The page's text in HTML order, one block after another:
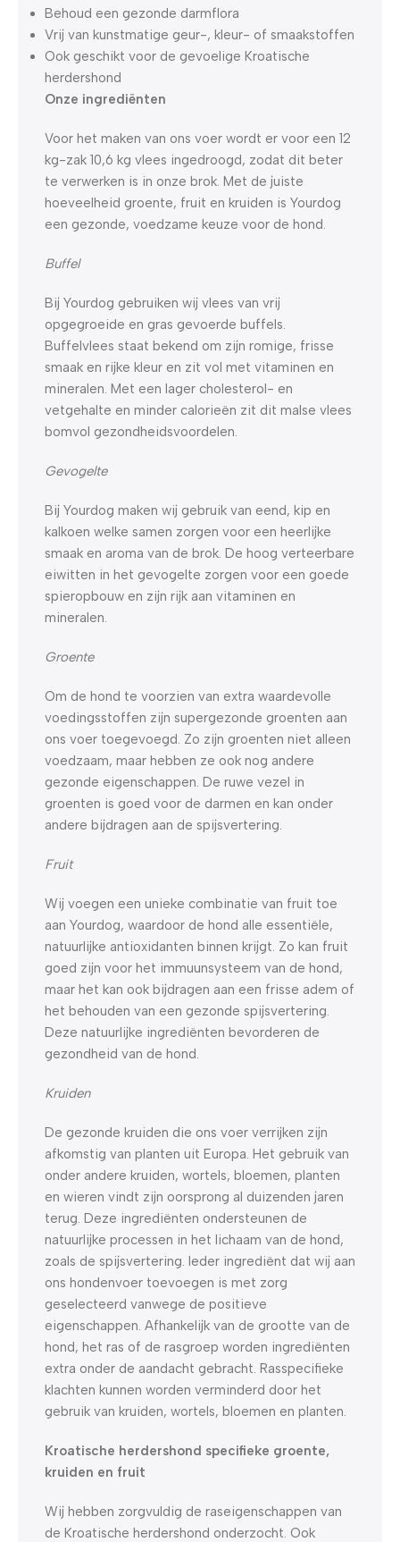
Behoud een gezonde darmflora
Vrij van kunstmatige geur-, kleur- of smaakstoffen
Ook geschikt voor de gevoelige Kroatische
herdershond
Onze ingrediënten
Voor het maken van ons voer wordt er voor een 12
kg-zak 10,6 kg vlees ingedroogd, zodat dit beter
te verwerken is in onze brok. Met de juiste
hoeveelheid groente, fruit en kruiden is Yourdog
een gezonde, voedzame keuze voor de hond.
Buffel
Bij Yourdog gebruiken wij vlees van vrij
opgegroeide en gras gevoerde buffels.
Buffelvlees staat bekend om zijn romige, frisse
smaak en rijke kleur en zit vol met vitaminen en
mineralen. Met een lager cholesterol- en
vetgehalte en minder calorieën zit dit malse vlees
bomvol gezondheidsvoordelen.
Gevogelte
Bij Yourdog maken wij gebruik van eend, kip en
kalkoen welke samen zorgen voor een heerlijke
smaak en aroma van de brok. De hoog verteerbare
eiwitten in het gevogelte zorgen voor een goede
spieropbouw en zijn rijk aan vitaminen en
mineralen.
Groente
Om de hond te voorzien van extra waardevolle
voedingsstoffen zijn supergezonde groenten aan
ons voer toegevoegd. Zo zijn groenten niet alleen
voedzaam, maar hebben ze ook nog andere
gezonde eigenschappen. De ruwe vezel in
groenten is goed voor de darmen en kan onder
andere bijdragen aan de spijsvertering.
Fruit
Wij voegen een unieke combinatie van fruit toe
aan Yourdog, waardoor de hond alle essentiële,
natuurlijke antioxidanten binnen krijgt. Zo kan fruit
goed zijn voor het immuunsysteem van de hond,
maar het kan ook bijdragen aan een frisse adem of
het behouden van een gezonde spijsvertering.
Deze natuurlijke ingrediënten bevorderen de
gezondheid van de hond.
Kruiden
De gezonde kruiden die ons voer verrijken zijn
afkomstig van planten uit Europa. Het gebruik van
onder andere kruiden, wortels, bloemen, planten
en wieren vindt zijn oorsprong al duizenden jaren
terug. Deze ingrediënten ondersteunen de
natuurlijke processen in het lichaam van de hond,
zoals de spijsvertering. Ieder ingrediënt dat wij aan
ons hondenvoer toevoegen is met zorg
geselecteerd vanwege de positieve
eigenschappen. Afhankelijk van de grootte van de
hond, het ras of de rasgroep worden ingrediënten
extra onder de aandacht gebracht. Rasspecifieke
klachten kunnen worden verminderd door het
gebruik van kruiden, wortels, bloemen en planten.
Kroatische herdershond specifieke groente,
kruiden en fruit
Wij hebben zorgvuldig de raseigenschappen van
de Kroatische herdershond onderzocht. Ook